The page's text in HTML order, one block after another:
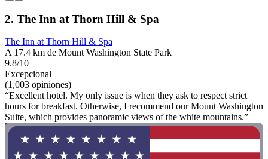
2. The Inn at Thorn Hill & Spa
The Inn at Thorn Hill & Spa
A 17.4 km de Mount Washington State Park
9.8/10
Excepcional
(1,003 opiniones)
“Excellent hotel. My only issue is when they ask to respect strict
hours for breakfast. Otherwise, I recommend our Mount Washington
Suite, which provides panoramic views of the white mountains.”